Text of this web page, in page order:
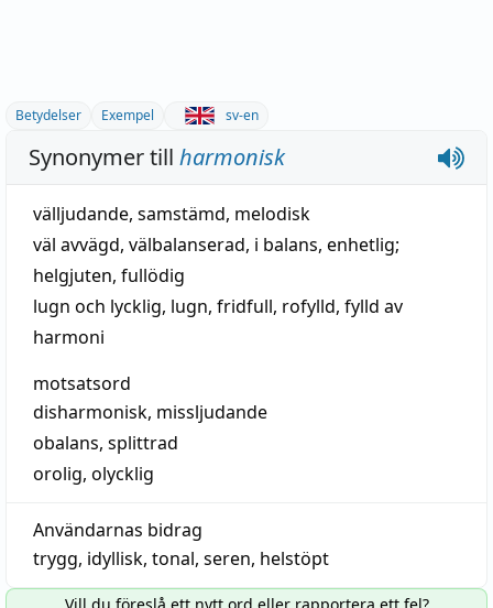
Betydelser Exempel sv-en
Synonymer till harmonisk
välljudande, samstämd, melodisk
väl avvägd, välbalanserad, i balans, enhetlig;
helgjuten, fullödig
lugn och lycklig, lugn, fridfull, rofylld, fylld av
harmoni
motsatsord
disharmonisk, missljudande
obalans, splittrad
orolig, olycklig
Användarnas bidrag
trygg, idyllisk, tonal, seren, helstöpt